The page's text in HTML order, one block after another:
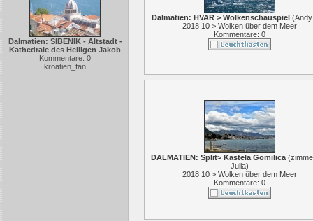
Dalmatien: SIBENIK - Altstadt -
Kathedrale des Heiligen Jakob
Kommentare: 0
kroatien_fan
Dalmatien: HVAR > Wolkenschauspiel(
2018 10 > Wolken über dem Meer
Kommentare: 0
DALMATIEN: Split> Kastela Gomilica (
Julia)
2018 10 > Wolken über dem Meer
Kommentare: 0